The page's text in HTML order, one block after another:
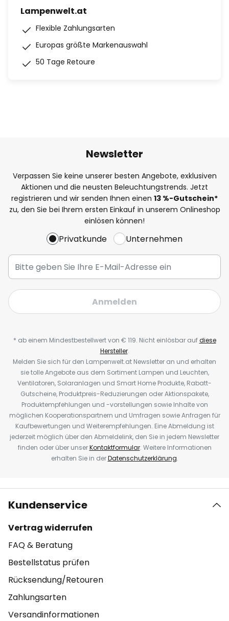
Lampenwelt.at
Flexible Zahlungsarten
Europas größte Markenauswahl
50 Tage Retoure
Newsletter
Verpassen Sie keine unserer besten Angebote, exklusiven
Aktionen und die neusten Beleuchtungstrends. Jetzt
registrieren und wir senden Ihnen einen 13 %-Gutschein*
zu, den Sie bei Ihrem ersten Einkauf in unserem Onlineshop
einlösen können!
Privatkunde Unternehmen
Anmelden
* ab einem Mindestbestellwert von € 119. Nicht einlösbar aufdiese
Hersteller.
Melden Sie sich für den Lampenwelt.at Newsletter an und erhalten
sie tolle Angebote aus dem Sortiment Lampen und Leuchten,
Ventilatoren, Solaranlagen und Smart Home Produkte, Rabatt-
Gutscheine, Produktpreis-Reduzierungen oder Aktionspakete,
Produktempfehlungen und -vorstellungen sowie Inhalte von
möglichen Kooperationspartnern und Umfragen sowie Anfragen für
Kaufbewertungen und Weiterempfehlungen. Eine Abmeldung ist
jederzeit möglich über den Abmeldelink, den Sie in jedem Newsletter
finden oder über unserKontaktformular. Weitere Informationen
erhalten Sie in derDatenschutzerklärung.
Kundenservice
Vertrag widerrufen
FAQ & Beratung
Bestellstatus prüfen
Rücksendung/Retouren
Zahlungsarten
Versandinformationen